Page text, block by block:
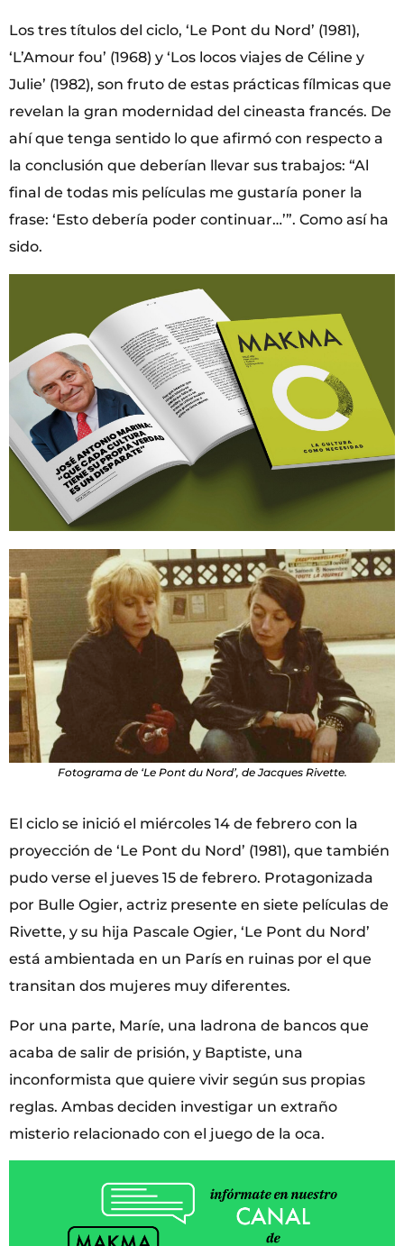
Los tres títulos del ciclo, ‘Le Pont du Nord’ (1981),
‘L’Amour fou’ (1968) y ‘Los locos viajes de Céline y
Julie’ (1982), son fruto de estas prácticas fílmicas que
revelan la gran modernidad del cineasta francés. De
ahí que tenga sentido lo que afirmó con respecto a
la conclusión que deberían llevar sus trabajos: “Al
final de todas mis películas me gustaría poner la
frase: ‘Esto debería poder continuar…’”. Como así ha
sido.
Fotograma de ‘Le Pont du Nord’, de Jacques Rivette.
El ciclo se inició el miércoles 14 de febrero con la
proyección de ‘Le Pont du Nord’ (1981), que también
pudo verse el jueves 15 de febrero. Protagonizada
por Bulle Ogier, actriz presente en siete películas de
Rivette, y su hija Pascale Ogier, ‘Le Pont du Nord’
está ambientada en un París en ruinas por el que
transitan dos mujeres muy diferentes.
Por una parte, Maríe, una ladrona de bancos que
acaba de salir de prisión, y Baptiste, una
inconformista que quiere vivir según sus propias
reglas. Ambas deciden investigar un extraño
misterio relacionado con el juego de la oca.